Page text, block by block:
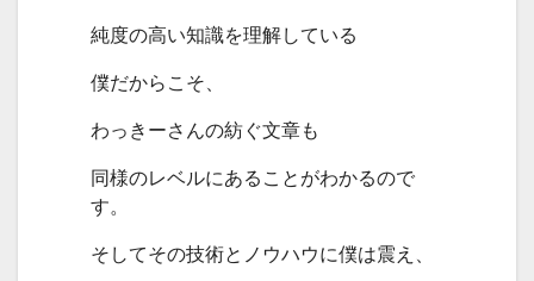
純度の高い知識を理解している
僕だからこそ、
わっきーさんの紡ぐ文章も
同様のレベルにあることがわかるので
す。
そしてその技術とノウハウに僕は震え、